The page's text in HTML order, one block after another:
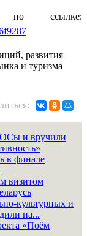
по ссылке:
развития
и туризма
и вручили
в финале
визитом
культурных и
на...
«Поём